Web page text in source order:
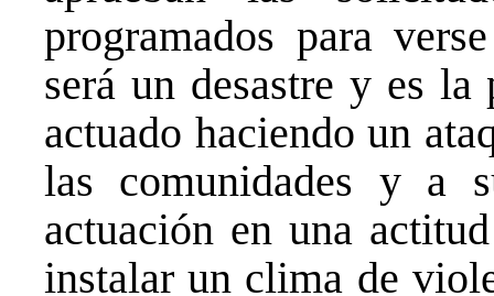
programados para
será un desastre y es
actuado haciendo un
las comunidades y a
actuación en una
instalar un clima de